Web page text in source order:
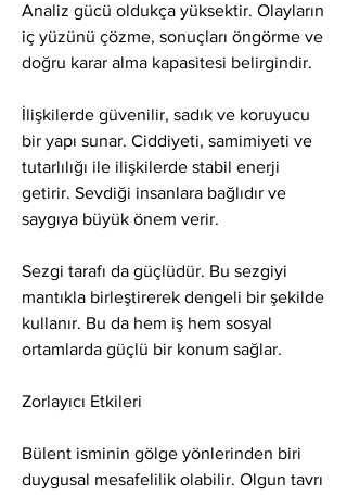
Analiz gücü oldukça yüksektir. Olayların
iç yüzünü çözme, sonuçları öngörme ve
doğru karar alma kapasitesi belirgindir.
İlişkilerde güvenilir, sadık ve koruyucu
bir yapı sunar. Ciddiyeti, samimiyeti ve
tutarlılığı ile ilişkilerde stabil enerji
getirir. Sevdiği insanlara bağlıdır ve
saygıya büyük önem verir.
Sezgi tarafı da güçlüdür. Bu sezgiyi
mantıkla birleştirerek dengeli bir şekilde
kullanır. Bu da hem iş hem sosyal
ortamlarda güçlü bir konum sağlar.
Zorlayıcı Etkileri
Bülent isminin gölge yönlerinden biri
duygusal mesafelilik olabilir. Olgun tavrı